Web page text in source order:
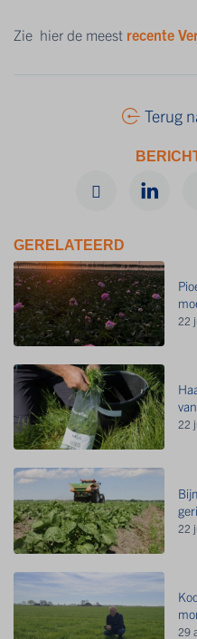
Zie hier de meest recente
Terug
GERELATEERD
22
22
22
29